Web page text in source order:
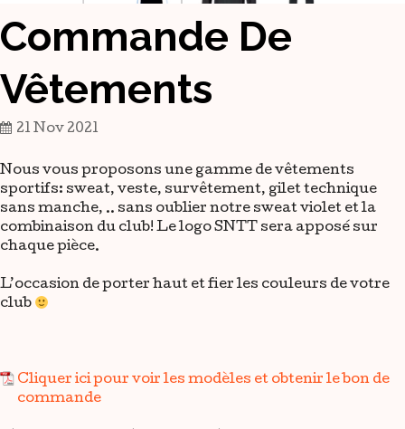
Commande De
Vêtements
21 Nov 2021
Nous vous proposons une gamme de vêtements
sportifs: sweat, veste, survêtement, gilet technique
sans manche, .. sans oublier notre sweat violet et la
combinaison du club! Le logo SNTT sera apposé sur
chaque pièce.
L’occasion de porter haut et fier les couleurs de votre
club
Cliquer ici pour voir les modèles et obtenir le bon de
commande